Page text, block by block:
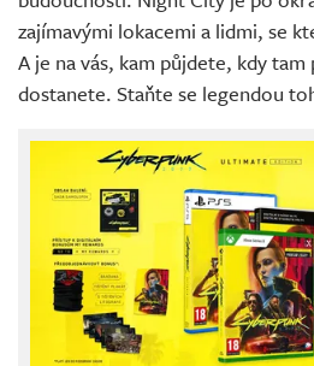
zajímavými lokacemi a lidmi, se
A je na vás, kam půjdete, kdy
dostanete. Staňte se legendou